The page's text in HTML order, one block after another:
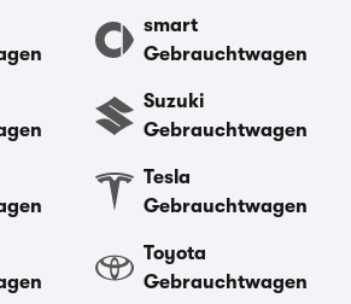
smart
Gebrauchtwagen
Suzuki
Gebrauchtwagen
Tesla
Gebrauchtwagen
Toyota
Gebrauchtwagen